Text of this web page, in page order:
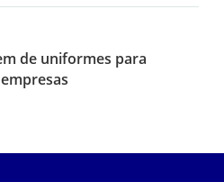
de uniformes para